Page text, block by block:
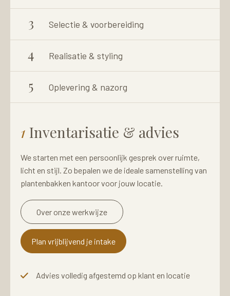
3 Selectie & voorbereiding
4 Realisatie & styling
5 Oplevering & nazorg
1 Inventarisatie & advies
We starten met een persoonlijk gesprek over ruimte,
licht en stijl. Zo bepalen we de ideale samenstelling van
plantenbakken kantoor voor jouw locatie.
Over onze werkwijze
Plan vrijblijvend je intake
Advies volledig afgestemd op klant en locatie